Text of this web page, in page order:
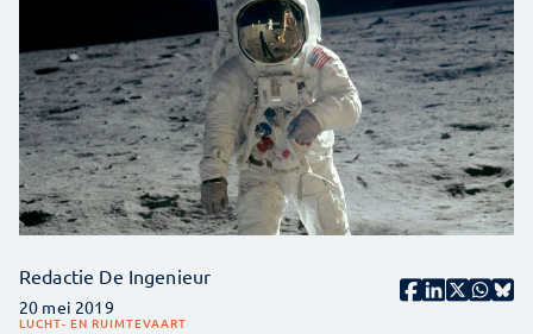
Redactie De Ingenieur
20 mei 2019
LUCHT- EN RUIMTEVAART